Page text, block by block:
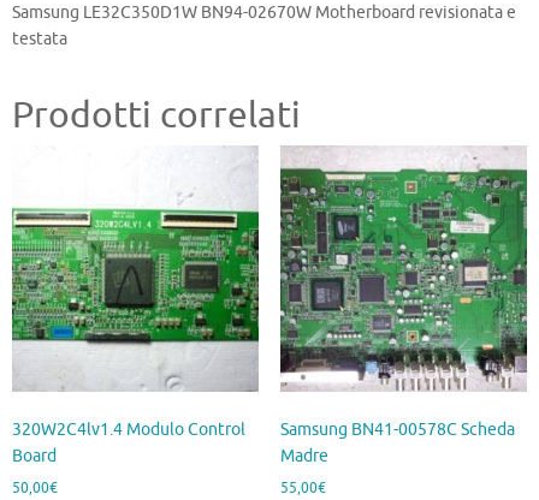
Samsung LE32C350D1W BN94-02670W Motherboard revisionata e
testata
Prodotti correlati
320W2C4lv1.4 Modulo Control
Board
50,00€
Samsung BN41-00578C Scheda
Madre
55,00€